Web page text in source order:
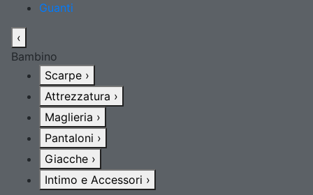
Guanti
‹
Bambino
Scarpe ›
Attrezzatura ›
Maglieria ›
Pantaloni ›
Giacche ›
Intimo e Accessori ›